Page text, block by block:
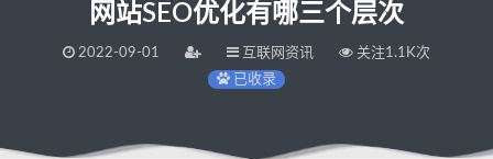
网站SEO优化有哪三个层次
2022-09-01 互联网资讯
关注1.1K次
已收录
当前位置：易速网站优化公司 >网站SEO优化有哪三个层次